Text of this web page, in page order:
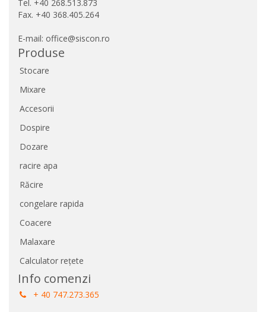
Tel. +40 268.513.873
Fax. +40 368.405.264
E-mail: office@siscon.ro
Produse
Stocare
Mixare
Accesorii
Dospire
Dozare
racire apa
Răcire
congelare rapida
Coacere
Malaxare
Calculator rețete
Info comenzi
+ 40 747.273.365